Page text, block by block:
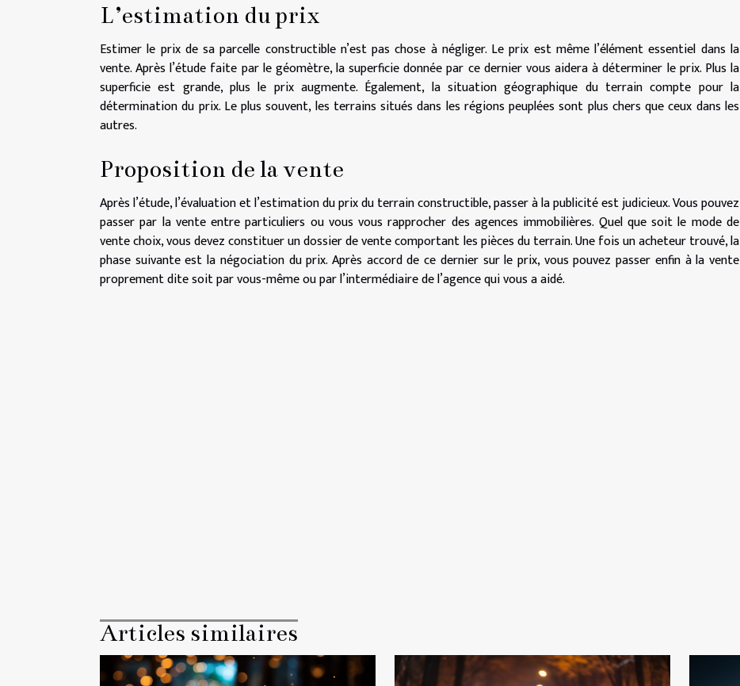
L’estimation du prix
Estimer le prix de sa parcelle constructible n’est pas chose à négliger. Le prix est même l’élément essentiel dans la
vente. Après l’étude faite par le géomètre, la superficie donnée par ce dernier vous aidera à déterminer le prix. Plus la
superficie est grande, plus le prix augmente. Également, la situation géographique du terrain compte pour la
détermination du prix. Le plus souvent, les terrains situés dans les régions peuplées sont plus chers que ceux dans les
autres.
Proposition de la vente
Après l’étude, l’évaluation et l’estimation du prix du terrain constructible, passer à la publicité est judicieux. Vous pouvez
passer par la vente entre particuliers ou vous vous rapprocher des agences immobilières. Quel que soit le mode de
vente choix, vous devez constituer un dossier de vente comportant les pièces du terrain. Une fois un acheteur trouvé, la
phase suivante est la négociation du prix. Après accord de ce dernier sur le prix, vous pouvez passer enfin à la vente
proprement dite soit par vous-même ou par l’intermédiaire de l’agence qui vous a aidé.
Articles similaires